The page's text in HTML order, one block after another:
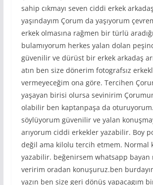
sahip cıkmayı seven ciddi erkek
yaşındayım Çorum da yaşıyorum
erkek olmasına rağmen bir türlü
bulamıyorum herkes yalan dolan
güvenilir ve dürüst bir erkek arkadaş
atın ben size dönerim fotografsız
vermeyeceğim ona göre. Tercihen
yaşayan birisi olursa sevinirim
olabilir ben kaptanpaşa da
söylüyorum güvenilir ve yalan
arıyorum ciddi erkekler yazabilir. Boy
değil ama kilolu tercih etmem. Normal
yazabilir. beğenirsem whatsapp bayan
veririm oradan konuşuruz.ben
yazın ben size geri dönüş yapacagım